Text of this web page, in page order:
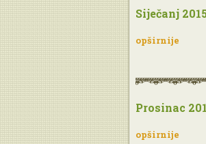
Siječanj
opširnije
Prosinac
opširnije